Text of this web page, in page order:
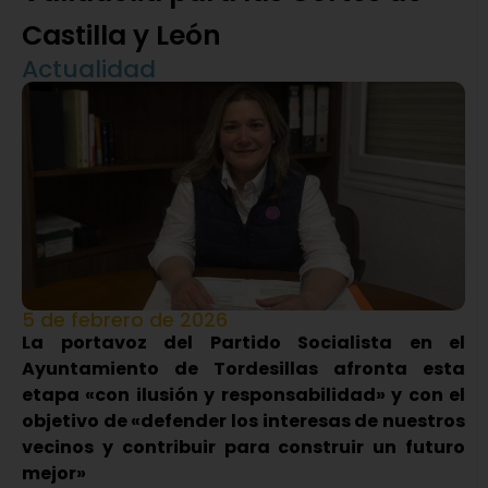
Castilla y León
Actualidad
5 de febrero de 2026
La portavoz del Partido Socialista en el
Ayuntamiento de Tordesillas afronta esta
etapa «con ilusión y responsabilidad» y con el
objetivo de «defender los interesas de nuestros
vecinos y contribuir para construir un futuro
mejor»